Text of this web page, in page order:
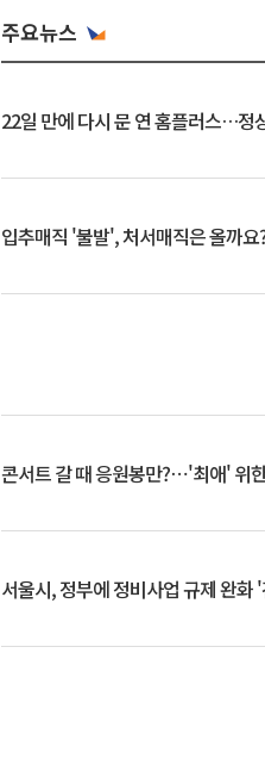
주요뉴스
22일 만에 다시 문 연 홈플러스…정
입추매직 '불발', 처서매직은 올까
콘서트 갈 때 응원봉만?⋯'최애' 위
서울시, 정부에 정비사업 규제 완